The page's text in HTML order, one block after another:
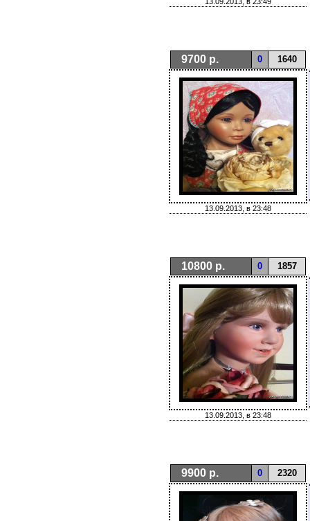
9700 р. 0 1640
13.09.2013, в 23:48
10800 р. 0 1857
13.09.2013, в 23:48
9900 р. 0 2320